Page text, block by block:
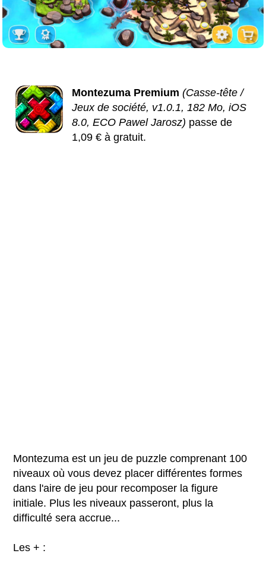
Montezuma Premium (Casse-tête /
Jeux de société, v1.0.1, 182 Mo, iOS
8.0, ECO Pawel Jarosz) passe de
1,09 € à gratuit.
Montezuma est un jeu de puzzle comprenant 100
niveaux où vous devez placer différentes formes
dans l'aire de jeu pour recomposer la figure
initiale. Plus les niveaux passeront, plus la
difficulté sera accrue...
Les + :